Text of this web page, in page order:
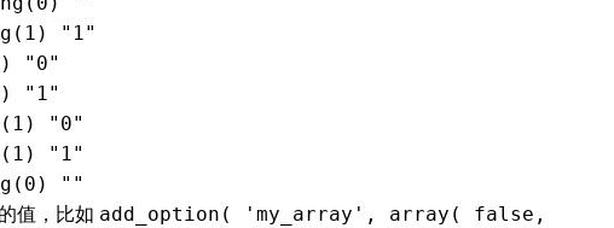
"1"
"0"
"1"
"0"
"1"
""
值，比如 add_option( 'my_array', array( false,